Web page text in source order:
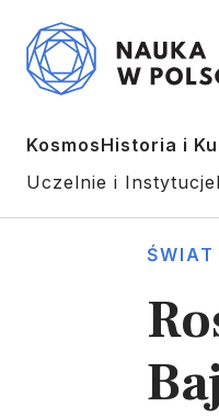
KosmosHistoria i
Uczelnie i Instytucje
ŚWIAT